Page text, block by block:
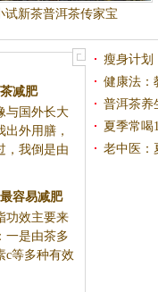
试新茶普洱茶传家宝
减肥
与国外长大
外用膳，
，我倒是由
容易减肥
功效主要来
一是由茶多
c等多种有效
瘦身计划
健康法：
普洱茶养
夏季常喝
老中医：